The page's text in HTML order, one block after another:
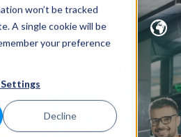
won’t be tracked
A single cookie will be
your preference
Decline